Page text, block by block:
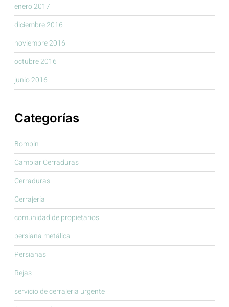
enero 2017
diciembre 2016
noviembre 2016
octubre 2016
junio 2016
Categorías
Bombin
Cambiar Cerraduras
Cerraduras
Cerrajeria
comunidad de propietarios
persiana metálica
Persianas
Rejas
servicio de cerrajeria urgente